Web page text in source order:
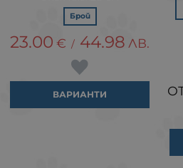
Брой
23.00 € / 44.98 ЛВ.
ВАРИАНТИ